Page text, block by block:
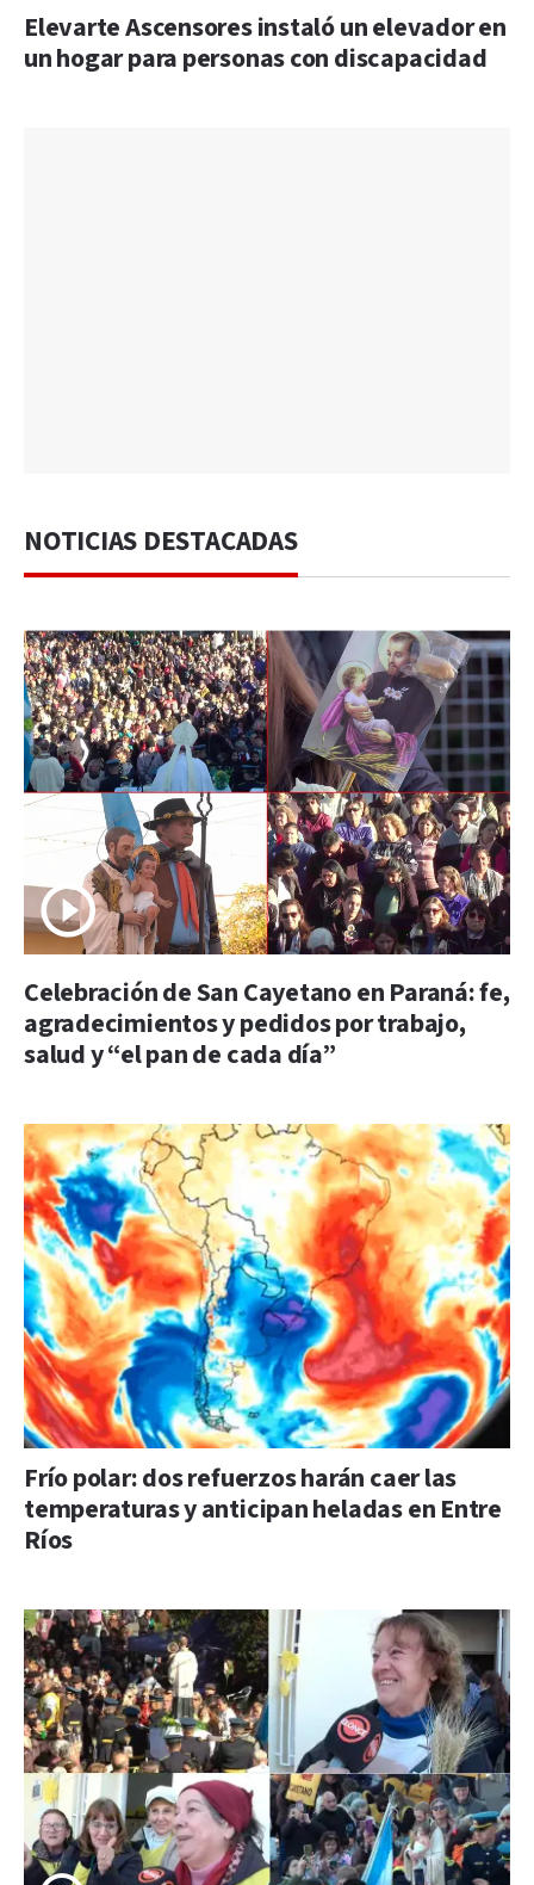
Elevarte Ascensores instaló un elevador en
un hogar para personas con discapacidad
NOTICIAS DESTACADAS
Celebración de San Cayetano en Paraná: fe,
agradecimientos y pedidos por trabajo,
salud y “el pan de cada día”
Frío polar: dos refuerzos harán caer las
temperaturas y anticipan heladas en Entre
Ríos